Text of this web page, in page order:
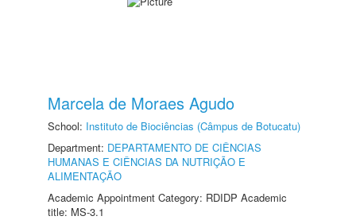
Marcela de Moraes Agudo
School: Instituto de Biociências (Câmpus de Botucatu)
Department: DEPARTAMENTO DE CIÊNCIAS
HUMANAS E CIÊNCIAS DA NUTRIÇÃO E
ALIMENTAÇÃO
Academic Appointment Category: RDIDP Academic
title: MS-3.1